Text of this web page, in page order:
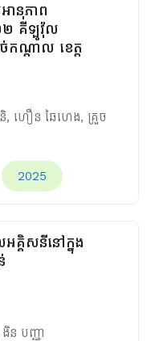
ានុភាព
២ គីឡូវ៉ុល
កណ្ដាល ខេត្ត
, ហឿន ឆៃហេង, គ្រួច
2025
អគ្គិសនីនៅក្នុង
ងិន បញ្ញា